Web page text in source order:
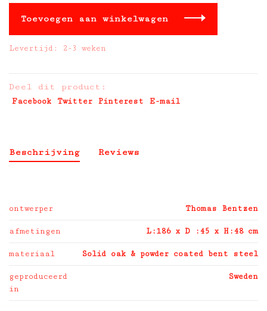
Toevoegen aan winkelwagen
Levertijd: 2-3 weken
Deel dit product:
Facebook Twitter Pinterest E-mail
Beschrijving Reviews
ontwerper Thomas Bentzen
afmetingen L:186 x D :45 x H:48 cm
materiaal Solid oak & powder coated bent steel
geproduceerd
in
Sweden